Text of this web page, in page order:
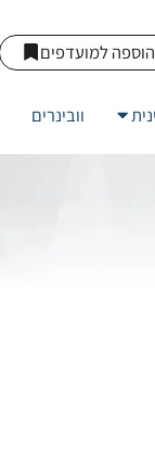
הוספה למועדפים
וובינרים